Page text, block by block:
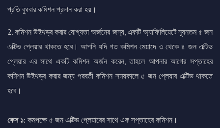
প্রতি বুধবার কমিশন প্রদান করা হয়।
2. কমিশন উইথড্র করার যোগ্যতা অর্জনের জন্য, একটি অ্যাফিলিয়েটে ন্যূনতম ৫ জন
এক্টিভ প্লেয়ার থাকতে হবে। আপনি যদি গত কমিশন মেয়াদে ৩ থেকে ৪ জন এক্টিভ
প্লেয়ার এর সাথে একটি কমিশন অর্জন করেন, তাহলে আপনার আগের সপ্তাহের
কমিশন উইথড্র করার জন্য পরবর্তী কমিশন সময়কালে ৫ জন প্লেয়ার এক্টিভ থাকতে
হবে।
কেস ১: কমপক্ষে ৫ জন এক্টিভ প্লেয়ারের সাথে এক সপ্তাহের কমিশন।